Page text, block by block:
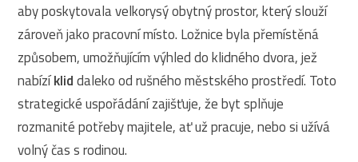
aby poskytovala velkorysý obytný prostor, který slouží
zároveň jako pracovní místo. Ložnice byla přemístěná
způsobem, umožňujícím výhled do klidného dvora, jež
nabízíkliddaleko od rušného městského prostředí. Toto
strategické uspořádání zajišťuje, že byt splňuje
rozmanité potřeby majitele, ať už pracuje, nebo si užívá
volný čas s rodinou.